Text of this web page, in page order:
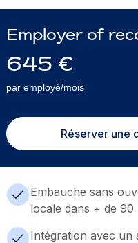
Employer of
645 €
par employé/mois
Réserver une
Embauche sans
locale dans + de 90
Intégration avec un